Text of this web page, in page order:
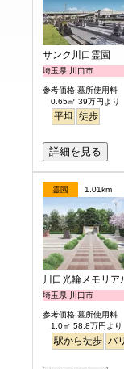
サンク川口霊園
埼玉県 川口市
参考価格:墓所使用料
0.65㎡ 39万円より
平坦 徒歩
詳細を見る
霊園 1.01km
川口光輪メモリア
埼玉県 川口市
参考価格:墓所使用料
1.0㎡ 58.8万円より
駅から徒歩 バ